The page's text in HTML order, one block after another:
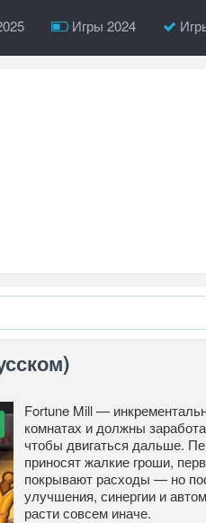
Игры 2024
Fortune Mill —
комнатах и должны
чтобы двигаться дальше.
приносят жалкие гроши,
покрывают расходы — но
улучшения, синергии и
расти совсем иначе.